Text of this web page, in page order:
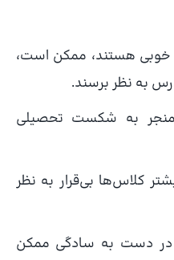
خوبی هستند، ممکن است،
به نظر برسند.
به شکست تحصیلی
کلاس‌ها بی‌قرار به نظر
در دست به سادگی ممکن